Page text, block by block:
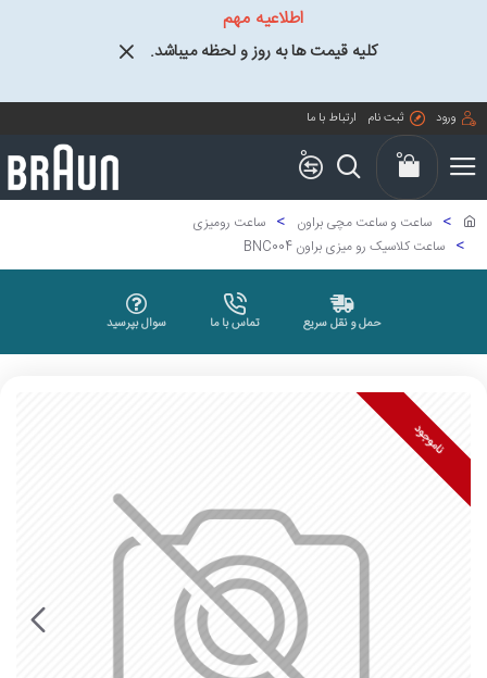
اطلاعیه مهم
کلیه قیمت ها به روز و لحظه میباشد.
ورود ثبت نام ارتباط با ما
0 0
ساعت و ساعت مچی براون
ساعت رومیزی
ساعت کلاسیک رو میزی براون BNC004
حمل و نقل سریع تماس با ما سوال بپرسید
ناموجود